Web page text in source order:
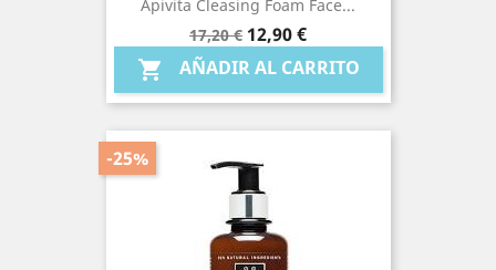
Apivita Cleasing Foam Face...
Precio
base
17,20 € Precio
12,90 €
 AÑADIR AL CARRITO
-25%